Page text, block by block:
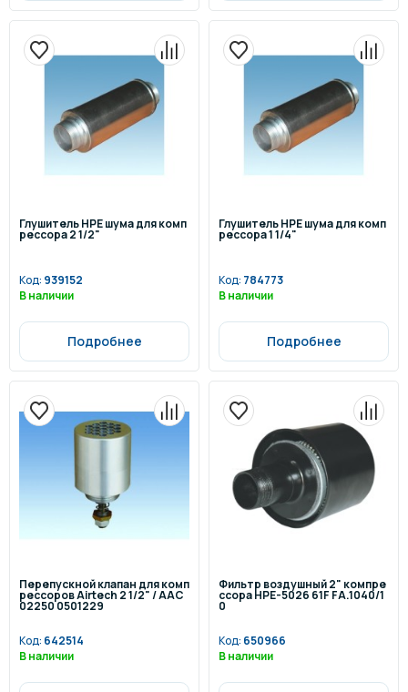
Глушитель HPE шума для комп
рессора 2 1/2"
Код: 939152
В наличии
Подробнее
Глушитель HPE шума для комп
рессора 1 1/4"
Код: 784773
В наличии
Подробнее
Перепускной клапан для комп
рессоров Airtech 2 1/2" / AAC
02250 0501229
Код: 642514
В наличии
Фильтр воздушный 2" компре
ссора HPE-5026 61F FA.1040/1
0
Код: 650966
В наличии